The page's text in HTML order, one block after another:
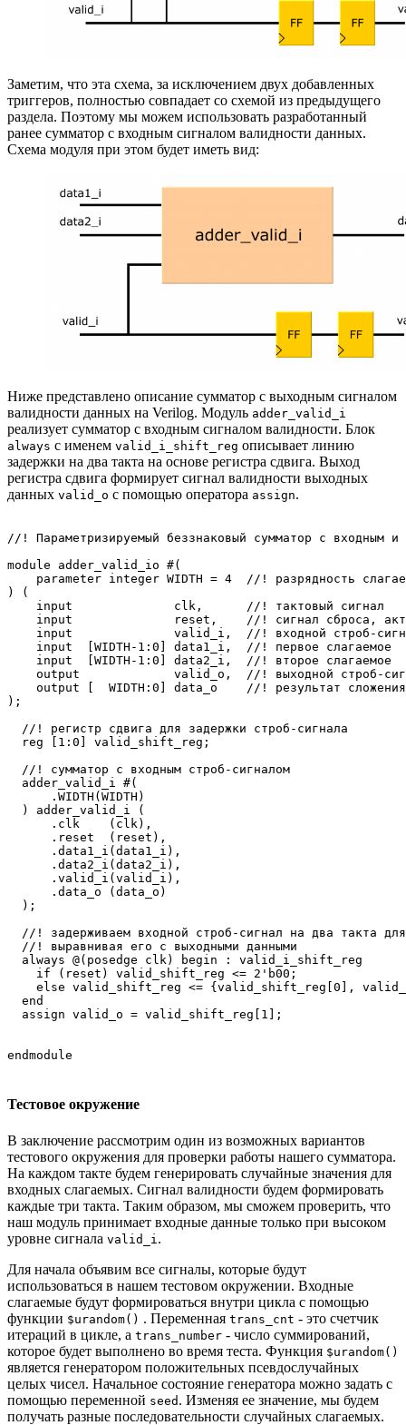
Заметим, что эта схема, за исключением двух добавленных
триггеров, полностью совпадает со схемой из предыдущего
раздела. Поэтому мы можем использовать разработанный
ранее сумматор с входным сигналом валидности данных.
Схема модуля при этом будет иметь вид:
Ниже представлено описание сумматор с выходным сигналом
валидности данных на Verilog. Модуль adder_valid_i
реализует сумматор с входным сигналом валидности. Блок
always с именем valid_i_shift_reg описывает линию
задержки на два такта на основе регистра сдвига. Выход
регистра сдвига формирует сигнал валидности выходных
данных valid_o с помощью оператора assign.
//! Параметризируемый беззнаковый сумматор с входным и
module adder_valid_io #(
parameter integer WIDTH = 4  //! разрядность
) (
    input              clk,      //! тактовый сигнал
input              reset,    //! сигнал сброса,
input              valid_i,  //! входной строб-
    input  [WIDTH-1:0] data1_i,  //! первое слагаемое
    input  [WIDTH-1:0] data2_i,  //! второе слагаемое
output             valid_o,  //! выходной строб-
    output [  WIDTH:0] data_o    //! результат сложения
);
  //! регистр сдвига для задержки строб-сигнала
  reg [1:0] valid_shift_reg;
  //! сумматор с входным строб-сигналом
  adder_valid_i #(
      .WIDTH(WIDTH)
  ) adder_valid_i (
      .clk    (clk),
      .reset  (reset),
      .data1_i(data1_i),
      .data2_i(data2_i),
      .valid_i(valid_i),
      .data_o (data_o)
  );
  //! задерживаем входной строб-сигнал на два такта для
  //! выравнивая его с выходными данными
  always @(posedge clk) begin : valid_i_shift_reg
    if (reset) valid_shift_reg <= 2'b00;
else valid_shift_reg <= {valid_shift_reg[0],
  end
  assign valid_o = valid_shift_reg[1];
Тестовое окружение
В заключение рассмотрим один из возможных вариантов
тестового окружения для проверки работы нашего сумматора.
На каждом такте будем генерировать случайные значения для
входных слагаемых. Сигнал валидности будем формировать
каждые три такта. Таким образом, мы сможем проверить, что
наш модуль принимает входные данные только при высоком
уровне сигнала valid_i .
Для начала объявим все сигналы, которые будут
использоваться в нашем тестовом окружении. Входные
слагаемые будут формироваться внутри цикла с помощью
функции $urandom() . Переменная trans_cnt - это счетчик
итераций в цикле, а trans_number - число суммирований,
которое будет выполнено во время теста. Функция $urandom()
является генератором положительных псевдослучайных
целых чисел. Начальное состояние генератора можно задать с
помощью переменной seed . Изменяя ее значение, мы будем
получать разные последовательности случайных слагаемых.